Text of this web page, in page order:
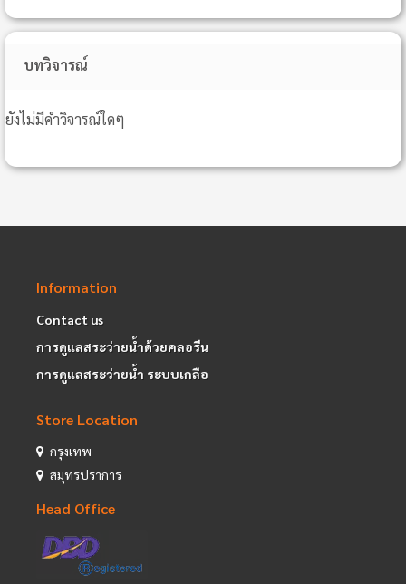
บทวิจารณ์
ยังไม่มีคำวิจารณ์ใดๆ
Information
Contact us
การดูแลสระว่ายน้ำด้วยคลอรีน
การดูแลสระว่ายน้ำ ระบบเกลือ
Store Location
กรุงเทพ
สมุทรปราการ
Head Office